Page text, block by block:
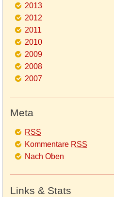
2013
2012
2011
2010
2009
2008
2007
Meta
RSS
Kommentare RSS
Nach Oben
Links & Stats